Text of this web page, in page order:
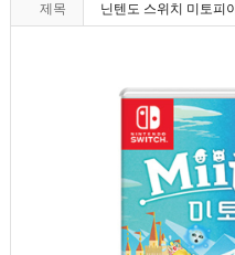
제목 닌텐도 스위치 미토피